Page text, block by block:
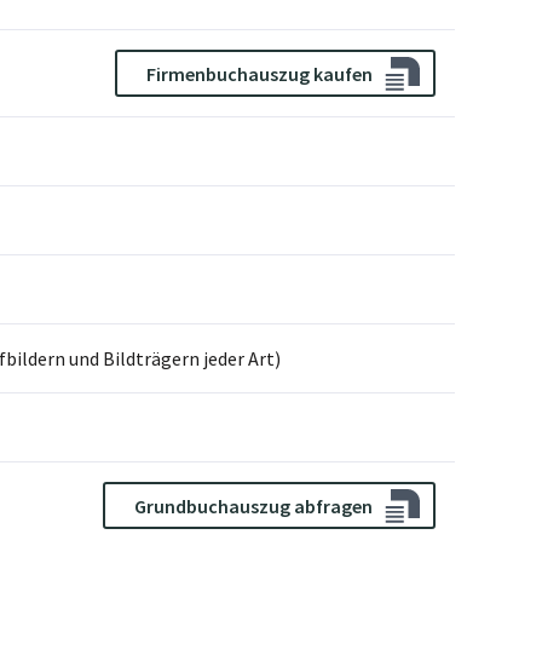
Firmenbuchauszug kaufen
und Bildträgern jeder Art)
Grundbuchauszug abfragen